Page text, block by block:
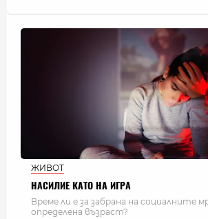
ЖИВОТ
НАСИЛИЕ КАТО НА ИГРА
Време ли е за забрана на социалните
определена възраст?